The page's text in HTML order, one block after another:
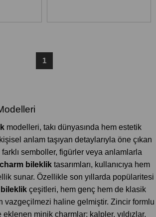
1
modelleri, takı dünyasında hem estetik
anlam taşıyan detaylarıyla öne çıkan
farklı semboller, figürler veya anlamlarla
charm bileklik tasarımları, kullanıcıya hem
sunar. Özellikle son yıllarda popülaritesi
bileklik çeşitleri, hem genç hem de klasik
vazgeçilmezi haline gelmiştir. Zincir formlu
minik charmlar; kalpler, yıldızlar,